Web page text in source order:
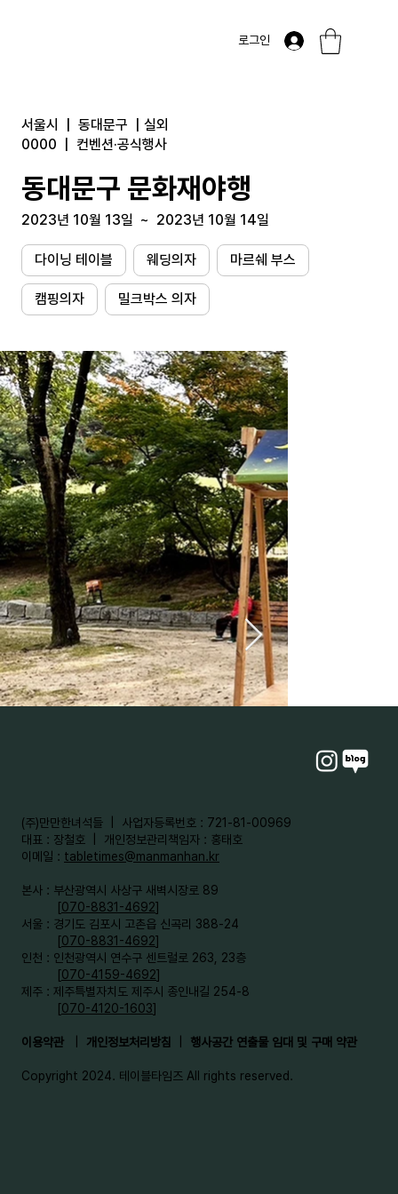
로그인
서울시 동대문구
실외
0000
컨벤션·공식행사
동대문구 문화재야행
2023년 10월 13일 ~ 2023년 10월 14일
다이닝 테이블 웨딩의자 마르쉐 부스
캠핑의자 밀크박스 의자
​(주)만만한녀석들 | 사업자등록번호 : 721-81-00969
대표 : 장철호 | 개인정보관리책임자 : 홍태호
이메일 : tabletimes@manmanhan.kr
본사 : 부산광역시 사상구 새벽시장로 89
[070-8831-4692]
서울 : 경기도 김포시 고촌읍 신곡리 388-24
[070-8831-4692]
인천 : 인천광역시 연수구 센트럴로 263, 23층
[070-4159-4692]​
제주 : 제주특별자치도 제주시 종인내길 254-8
[070-4120-1603]
이용약관 개인정보처리방침 행사공간 연출물 임대 및 구매 약관
Copyright 2024. 테이블타임즈 All rights reserved.